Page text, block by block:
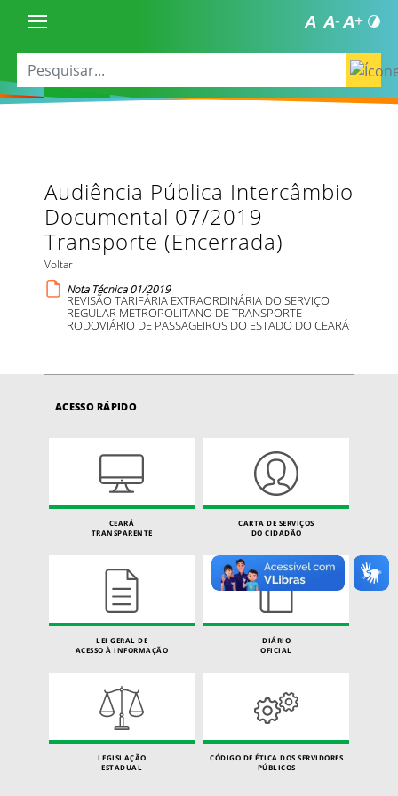
Audiência Pública Intercâmbio
Documental 07/2019 –
Transporte (Encerrada)
Voltar
Nota Técnica 01/2019
REVISÃO TARIFÁRIA EXTRAORDINÁRIA DO SERVIÇO
REGULAR METROPOLITANO DE TRANSPORTE
RODOVIÁRIO DE PASSAGEIROS DO ESTADO DO CEARÁ
ACESSO RÁPIDO
CEARÁ
TRANSPARENTE
CARTA DE SERVIÇOS
DO CIDADÃO
LEI GERAL DE
ACESSO À INFORMAÇÃO
DIÁRIO
OFICIAL
LEGISLAÇÃO
ESTADUAL
CÓDIGO DE ÉTICA DOS SERVIDORES
PÚBLICOS